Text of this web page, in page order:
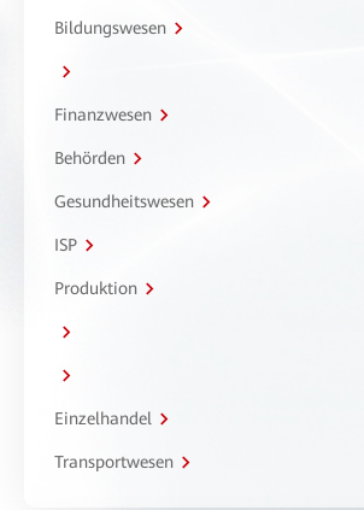
Bildungswesen
Finanzwesen
Behörden
Gesundheitswesen
ISP
Produktion
Einzelhandel
Transportwesen